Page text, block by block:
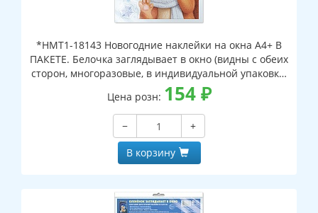
*НМТ1-18143 Новогодние наклейки на окна А4+ В
ПАКЕТЕ. Белочка заглядывает в окно (видны с обеих
сторон, многоразовые, в индивидуальной упаковке,
с европодвесом и клеевым клапаном)
Цена розн: 154₽
−
+
В корзину